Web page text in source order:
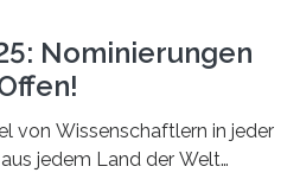
Nominierungen
von Wissenschaftlern in jeder
jedem Land der Welt